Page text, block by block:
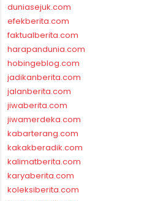
duniasejuk.com
efekberita.com
faktualberita.com
harapandunia.com
hobingeblog.com
jadikanberita.com
jalanberita.com
jiwaberita.com
jiwamerdeka.com
kabarterang.com
kakakberadik.com
kalimatberita.com
karyaberita.com
koleksiberita.com